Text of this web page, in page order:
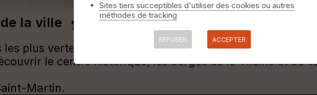
la ville
les plus vertes de France, avec de nombreux parcs et
le centre historique, les berges de la Vilaine et du
Martin.
Sites tiers succeptibles d'utiliser des cookies ou autres
méthodes de tracking
REFUSER ACCEPTER